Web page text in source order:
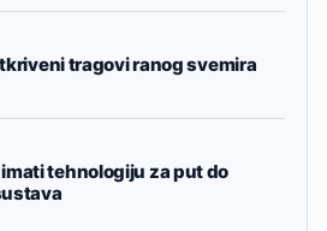
tragovi ranog svemira
tehnologiju za put do